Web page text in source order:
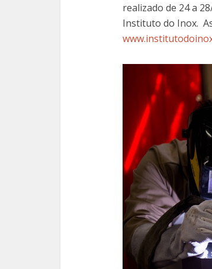
realizado de 24 a
Instituto do Inox.